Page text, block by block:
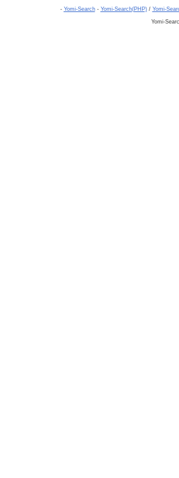
- Yomi-Search- Yomi-Search(PHP)/ Yomi-
Yomi-